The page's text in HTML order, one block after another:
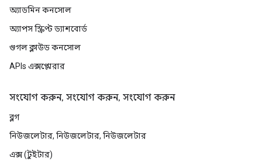
অ্যাডমিন কনসোল
অ্যাপস স্ক্রিপ্ট ড্যাশবোর্ড
গুগল ক্লাউড কনসোল
APIs এক্সপ্লোরার
সংযোগ করুন, সংযোগ করুন, সংযোগ করুন
ব্লগ
নিউজলেটার, নিউজলেটার, নিউজলেটার
এক্স (টুইটার)